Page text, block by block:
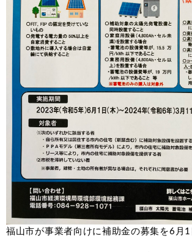
福山市が事業者向けに補助金の募集を6月